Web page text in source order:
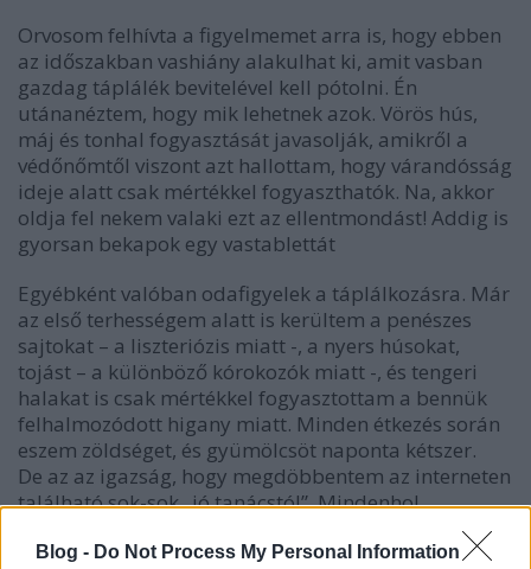
Blog - Do Not Process My Personal Information
Orvosom felhívta a figyelmemet arra is, hogy ebben
az időszakban vashiány alakulhat ki, amit vasban
gazdag táplálék bevitelével kell pótolni. Én
utánanéztem, hogy mik lehetnek azok. Vörös hús,
máj és tonhal fogyasztását javasolják, amikről a
védőnőmtől viszont azt hallottam, hogy várandósság
ideje alatt csak mértékkel fogyaszthatók. Na, akkor
oldja fel nekem valaki ezt az ellentmondást! Addig is
gyorsan bekapok egy vastablettát
Egyébként valóban odafigyelek a táplálkozásra. Már
az első terhességem alatt is kerültem a penészes
sajtokat – a liszteriózis miatt -, a nyers húsokat,
tojást – a különböző kórokozók miatt -, és tengeri
halakat is csak mértékkel fogyasztottam a bennük
felhalmozódott higany miatt. Minden étkezés során
eszem zöldséget, és gyümölcsöt naponta kétszer.
De az az igazság, hogy megdöbbentem az interneten
található sok-sok „jó tanácstól”. Mindenhol
hangsúlyozzák, hogy az ember nem kettő helyett
eszik, de ennek ellenére annyi ételt sorolnak fel